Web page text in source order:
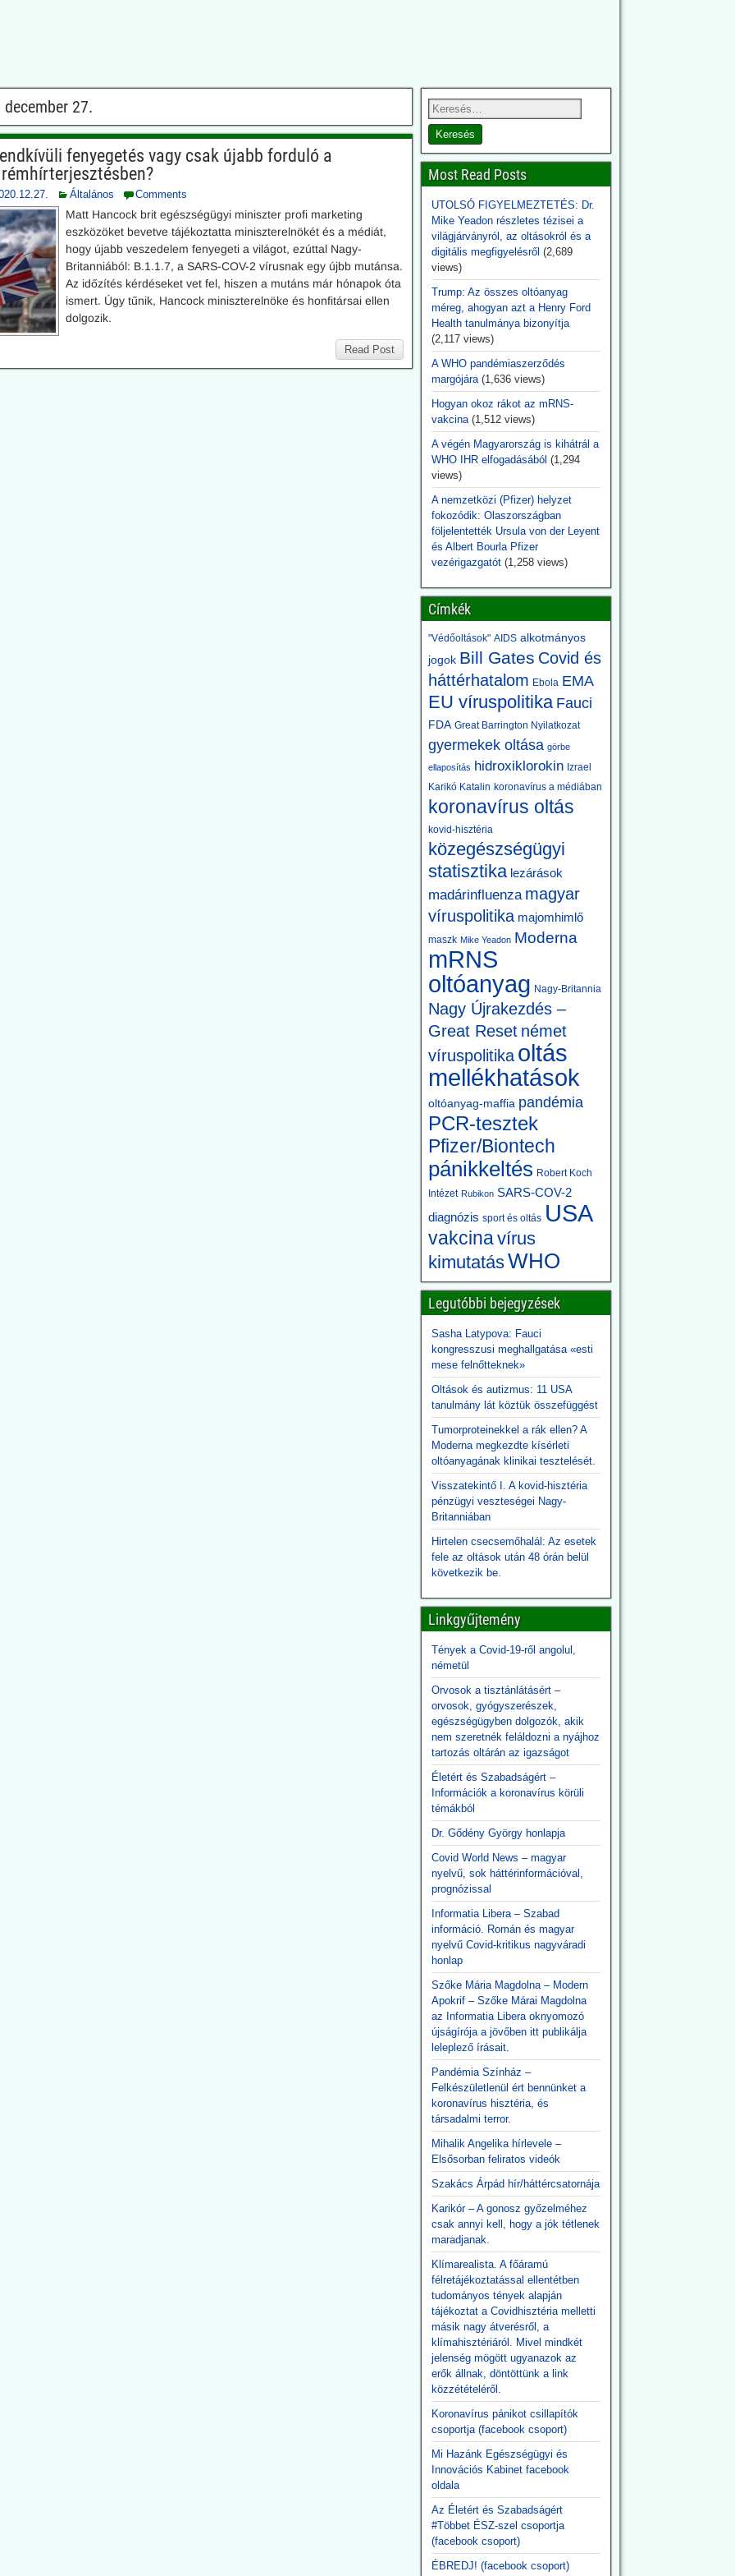
december 27.
fenyegetés vagy csak újabb forduló a
Általános Comments
Matt Hancock brit egészségügyi miniszter profi marketing
eszközöket bevetve tájékoztatta miniszterelnökét és a médiát,
hogy újabb veszedelem fenyegeti a világot, ezúttal Nagy-
Britanniából: B.1.1.7, a SARS-COV-2 vírusnak egy újbb mutánsa.
Az időzítés kérdéseket vet fel, hiszen a mutáns már hónapok óta
ismert. Úgy tűnik, Hancock miniszterelnöke és honfitársai ellen
dolgozik.
Read Post
Most Read Posts
UTOLSÓ FIGYELMEZTETÉS: Dr.
Mike Yeadon részletes tézisei a
világjárványról, az oltásokról és a
digitális megfigyelésről (2,689
views)
Trump: Az összes oltóanyag
méreg, ahogyan azt a Henry Ford
Health tanulmánya bizonyítja
(2,117 views)
A WHO pandémiaszerződés
margójára (1,636 views)
Hogyan okoz rákot az mRNS-
vakcina (1,512 views)
A végén Magyarország is kihátrál a
WHO IHR elfogadásából (1,294
views)
A nemzetközi (Pfizer) helyzet
fokozódik: Olaszországban
följelentették Ursula von der Leyent
és Albert Bourla Pfizer
vezérigazgatót (1,258 views)
Címkék
"Védőoltások" AIDS alkotmányos
jogok Bill Gates Covid és
háttérhatalom Ebola EMA
EU víruspolitika Fauci
FDA Great Barrington Nyilatkozat
gyermekek oltása görbe
ellaposítás hidroxiklorokin Izrael
Karikó Katalin koronavírus a médiában
koronavírus oltás
kovid-hisztéria
közegészségügyi
statisztika lezárások
madárinfluenza magyar
víruspolitika majomhimlő
maszk Mike Yeadon Moderna
mRNS
oltóanyag Nagy-Britannia
Nagy Újrakezdés –
Great Reset német
víruspolitika oltás
mellékhatások
oltóanyag-maffia pandémia
PCR-tesztek
Pfizer/Biontech
pánikkeltés Robert Koch
Intézet Rubikon SARS-COV-2
diagnózis sport és oltás USA
vakcinavírus
kimutatásWHO
Legutóbbi bejegyzések
Sasha Latypova: Fauci
kongresszusi meghallgatása «esti
mese felnőtteknek»
Oltások és autizmus: 11 USA
tanulmány lát köztük összefüggést
Tumorproteinekkel a rák ellen? A
Moderna megkezdte kísérleti
oltóanyagának klinikai tesztelését.
Visszatekintő I. A kovid-hisztéria
pénzügyi veszteségei Nagy-
Britanniában
Hirtelen csecsemőhalál: Az esetek
fele az oltások után 48 órán belül
következik be.
Linkgyűjtemény
Tények a Covid-19-ről angolul,
németül
Orvosok a tisztánlátásért –
orvosok, gyógyszerészek,
egészségügyben dolgozók, akik
nem szeretnék feláldozni a nyájhoz
tartozás oltárán az igazságot
Életért és Szabadságért –
Információk a koronavírus körüli
témákból
Dr. Gődény György honlapja
Covid World News – magyar
nyelvű, sok háttérinformációval,
prognózissal
Informatia Libera – Szabad
információ. Román és magyar
nyelvű Covid-kritikus nagyváradi
honlap
Szőke Mária Magdolna – Modern
Apokrif – Szőke Márai Magdolna
az Informatia Libera oknyomozó
újságírója a jövőben itt publikálja
leleplező írásait.
Pandémia Színház –
Felkészületlenül ért bennünket a
koronavírus hisztéria, és
társadalmi terror.
Mihalik Angelika hírlevele –
Elsősorban feliratos videók
Szakács Árpád hír/háttércsatornája
Karikór – A gonosz győzelméhez
csak annyi kell, hogy a jók tétlenek
maradjanak.
Klímarealista. A főáramú
félretájékoztatással ellentétben
tudományos tények alapján
tájékoztat a Covidhisztéria melletti
másik nagy átverésről, a
klímahisztériáról. Mivel mindkét
jelenség mögött ugyanazok az
erők állnak, döntöttünk a link
közzétételéről.
Koronavírus pánikot csillapítók
csoportja (facebook csoport)
Mi Hazánk Egészségügyi és
Innovációs Kabinet facebook
oldala
Az Életért és Szabadságért
#Többet ÉSZ-szel csoportja
(facebook csoport)
ÉBREDJ! (facebook csoport)